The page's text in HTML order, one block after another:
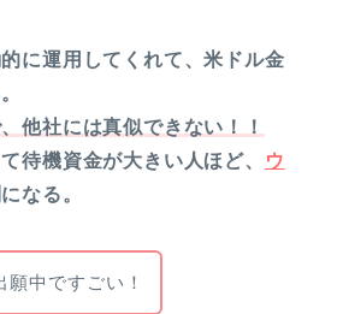
に運用してくれて、米ドル金
他社には真似できない！！
待機資金が大きい人ほど、
ウ
なる。
願中ですごい！